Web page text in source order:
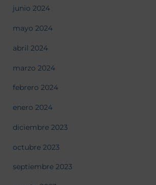
junio 2024
mayo 2024
abril 2024
marzo 2024
febrero 2024
enero 2024
diciembre 2023
octubre 2023
septiembre 2023